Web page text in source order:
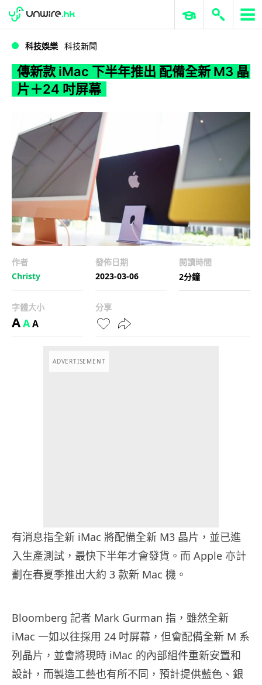
WWDC 2026 ERP 與商業 AI
科技娛樂 科技新聞
傳新款 iMac 下半年推出 配備全新 M3 晶
片＋24 吋屏幕
作者
Christy
發佈日期
2023-03-06
閱讀時間
2分鐘
字體大小
AAA
分享
ADVERTISEMENT
有消息指全新 iMac 將配備全新 M3 晶片，並已進
入生產測試，最快下半年才會發貨。而 Apple 亦計
劃在春夏季推出大約 3 款新 Mac 機。
Bloomberg 記者 Mark Gurman 指，雖然全新
iMac 一如以往採用 24 吋屏幕，但會配備全新 M 系
列晶片，並會將現時 iMac 的內部組件重新安置和
設計，而製造工藝也有所不同，預計提供藍色、銀